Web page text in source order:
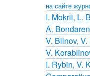
на сайте
I. Mokrii, L.
A.
V. Blinov,
V.
I. Rybin, V.